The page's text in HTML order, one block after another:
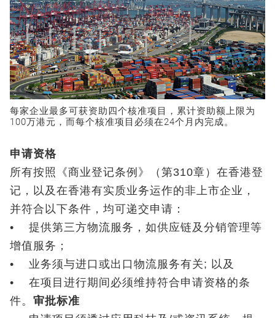
每家企业最多可获资助四个核准项目，累计资助额上限为
100万港元，而每个核准项目必须在24个月内完成。
申请资格
所有按照《商业登记条例》（第310章）在香港登
记，以及在香港有实质业务运作的非上市企业，
并符合以下条件，均可递交申请：
• 提供第三方物流服务，如供应链及分销管理等
增值服务；
• 业务须与进口或出口物流服务有关; 以及
• 在项目进行期间必须维持符合申请资格的条
件。 审批标准